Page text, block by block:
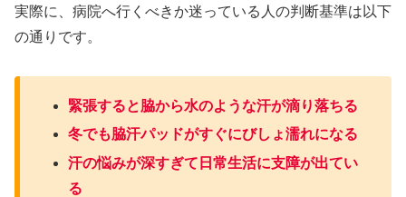
実際に、病院へ行くべきか迷っている人の判断基準は以下
の通りです。
緊張すると脇から水のような汗が滴り落ちる
冬でも脇汗パッドがすぐにびしょ濡れになる
汗の悩みが深すぎて日常生活に支障が出てい
る